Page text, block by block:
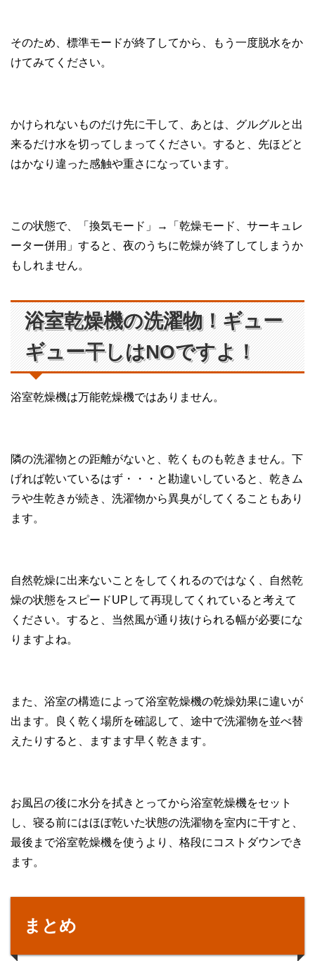
そのため、標準モードが終了してから、もう一度脱水をか
けてみてください。
かけられないものだけ先に干して、あとは、グルグルと出
来るだけ水を切ってしまってください。すると、先ほどと
はかなり違った感触や重さになっています。
この状態で、「換気モード」→「乾燥モード、サーキュレ
ーター併用」すると、夜のうちに乾燥が終了してしまうか
もしれません。
浴室乾燥機の洗濯物！ギュー
ギュー干しはNOですよ！
浴室乾燥機は万能乾燥機ではありません。
隣の洗濯物との距離がないと、乾くものも乾きません。下
げれば乾いているはず・・・と勘違いしていると、乾きム
ラや生乾きが続き、洗濯物から異臭がしてくることもあり
ます。
自然乾燥に出来ないことをしてくれるのではなく、自然乾
燥の状態をスピードUPして再現してくれていると考えて
ください。すると、当然風が通り抜けられる幅が必要にな
りますよね。
また、浴室の構造によって浴室乾燥機の乾燥効果に違いが
出ます。良く乾く場所を確認して、途中で洗濯物を並べ替
えたりすると、ますます早く乾きます。
お風呂の後に水分を拭きとってから浴室乾燥機をセット
し、寝る前にはほぼ乾いた状態の洗濯物を室内に干すと、
最後まで浴室乾燥機を使うより、格段にコストダウンでき
ます。
まとめ